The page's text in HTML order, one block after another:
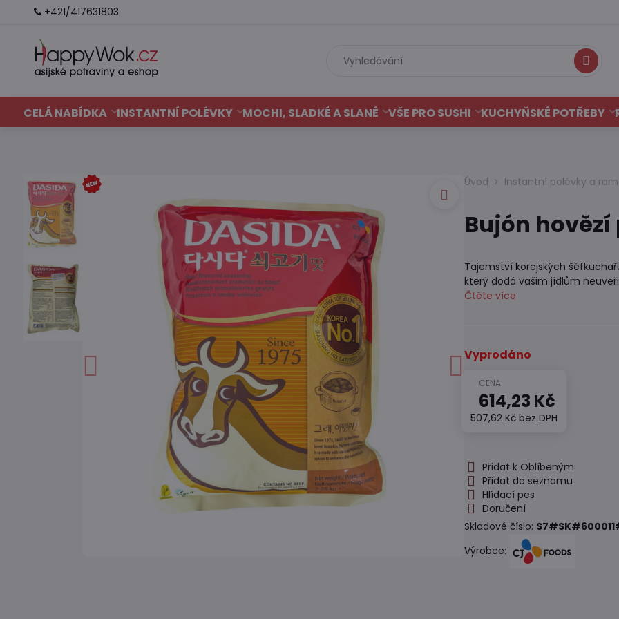
+421/417631803
Hledat
CELÁ NABÍDKA INSTANTNÍ POLÉVKY MOCHI, SLADKÉ A SLANÉ VŠE PRO SUSHI KUCHYŇSKÉ POTŘEBY
Úvod Instantní polévky a
Bujón
Tajemství korejských
který dodá vašim jídlům
Čtěte více
Vyprodáno
614,23 Kč
507,62 Kč bez DPH
Přidat k Oblíbeným
Přidat do seznamu
Hlídací pes
Doručení
Skladové číslo:
Výrobce: